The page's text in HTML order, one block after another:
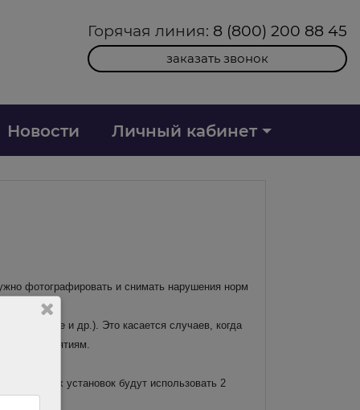
Горячая линия: 8 (800) 200 88 45
заказать звонок
Новости Личный кабинет
фотографировать и снимать нарушения норм
визите и др.). Это касается случаев, когда
мероприятиям.
наружных установок будут использовать 2